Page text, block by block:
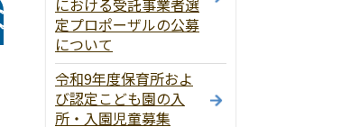
における受託事業者選
定プロポーザルの公募
について
令和9年度保育所およ
び認定こども園の入
所・入園児童募集